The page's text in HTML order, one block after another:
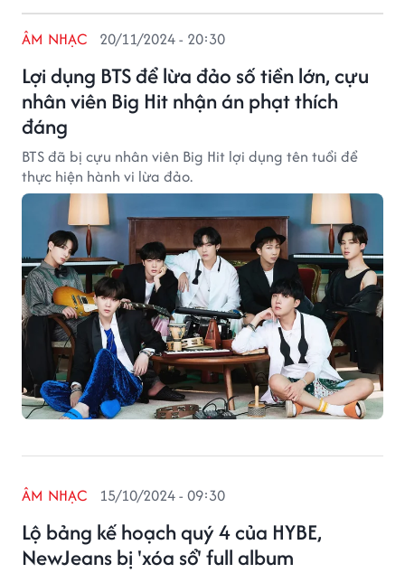
Lợi dụng BTS để lừa đảo số tiền lớn, cựu
nhân viên Big Hit nhận án phạt thích
đáng
ÂM NHẠC 20/11/2024 - 20:30
BTS đã bị cựu nhân viên Big Hit lợi dụng tên tuổi để
thực hiện hành vi lừa đảo.
Lộ bảng kế hoạch quý 4 của HYBE,
NewJeans bị 'xóa sổ' full album
ÂM NHẠC 15/10/2024 - 09:30